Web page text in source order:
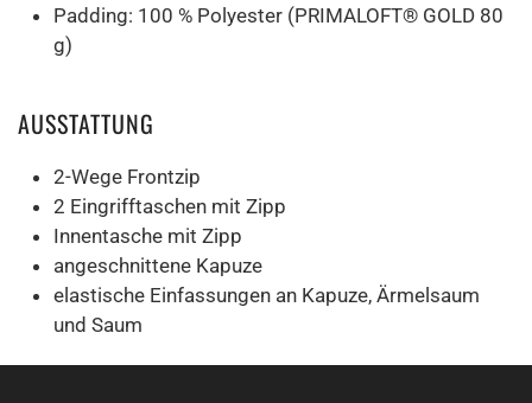
Padding: 100 % Polyester (PRIMALOFT® GOLD 80
g)
AUSSTATTUNG
2-Wege Frontzip
2 Eingrifftaschen mit Zipp
Innentasche mit Zipp
angeschnittene Kapuze
elastische Einfassungen an Kapuze, Ärmelsaum
und Saum